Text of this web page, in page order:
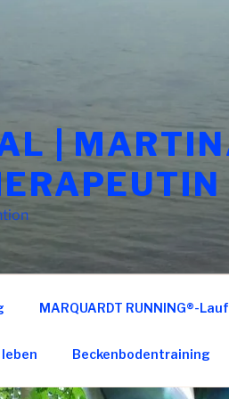
|
MARQUARDT RUNNING®-
Beckenbodentraining